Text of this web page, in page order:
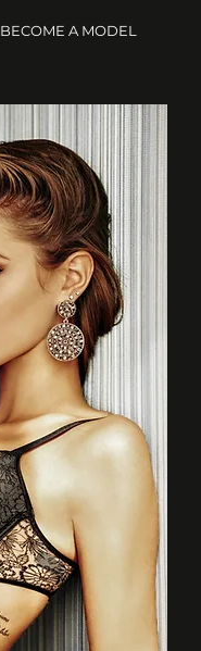
BECOME A MODEL